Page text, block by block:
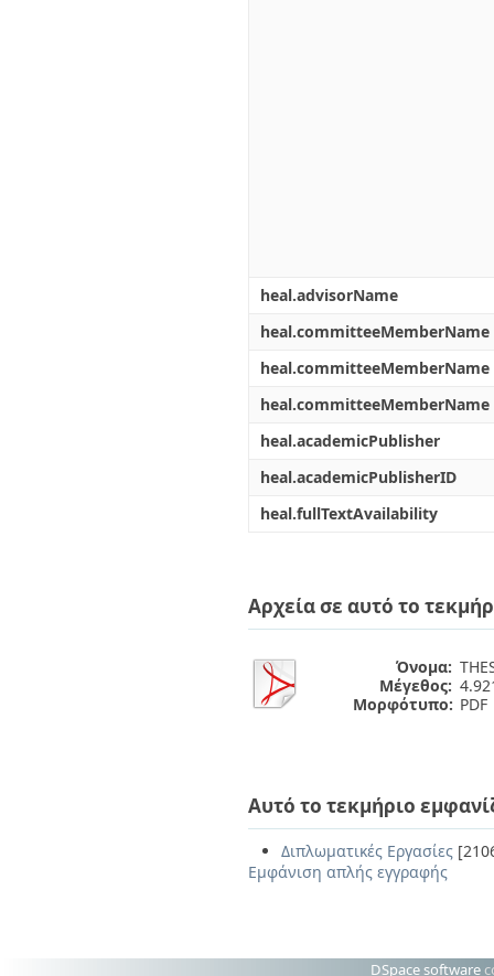
heal.advisorName
heal.committeeMemberName
heal.committeeMemberName
heal.committeeMemberName
heal.academicPublisher
heal.academicPublisherID
heal.fullTextAvailability
Αρχεία σε αυτό το
Όνομα:
Μέγεθος:
Μορφότυπο: PDF
Αυτό το τεκμήριο
Διπλωματικές Εργασίες
Εμφάνιση απλής εγγραφής
DSpace software